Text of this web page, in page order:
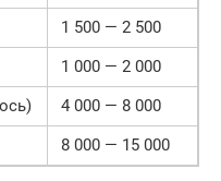
1 500 — 2 500
1 000 — 2 000
4 000 — 8 000
8 000 — 15 000